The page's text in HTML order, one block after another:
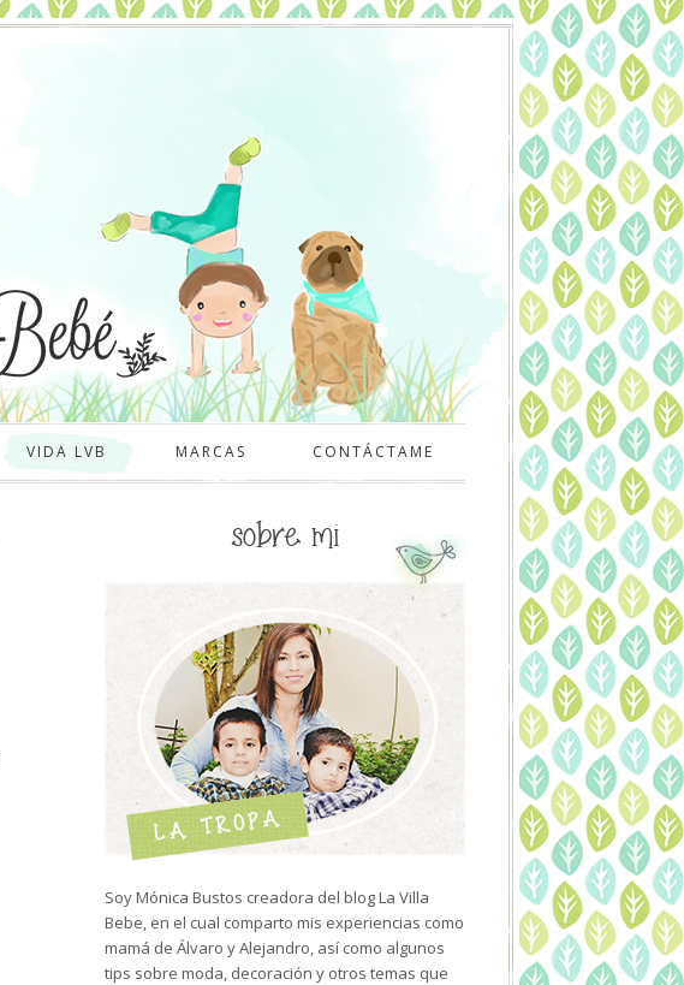
VIDA LVB MARCAS CONTÁCTAME
sobre mi
Soy Mónica Bustos creadora del blog La Villa
Bebe, en el cual comparto mis experiencias como
mamá de Álvaro y Alejandro, así como algunos
tips sobre moda, decoración y otros temas que